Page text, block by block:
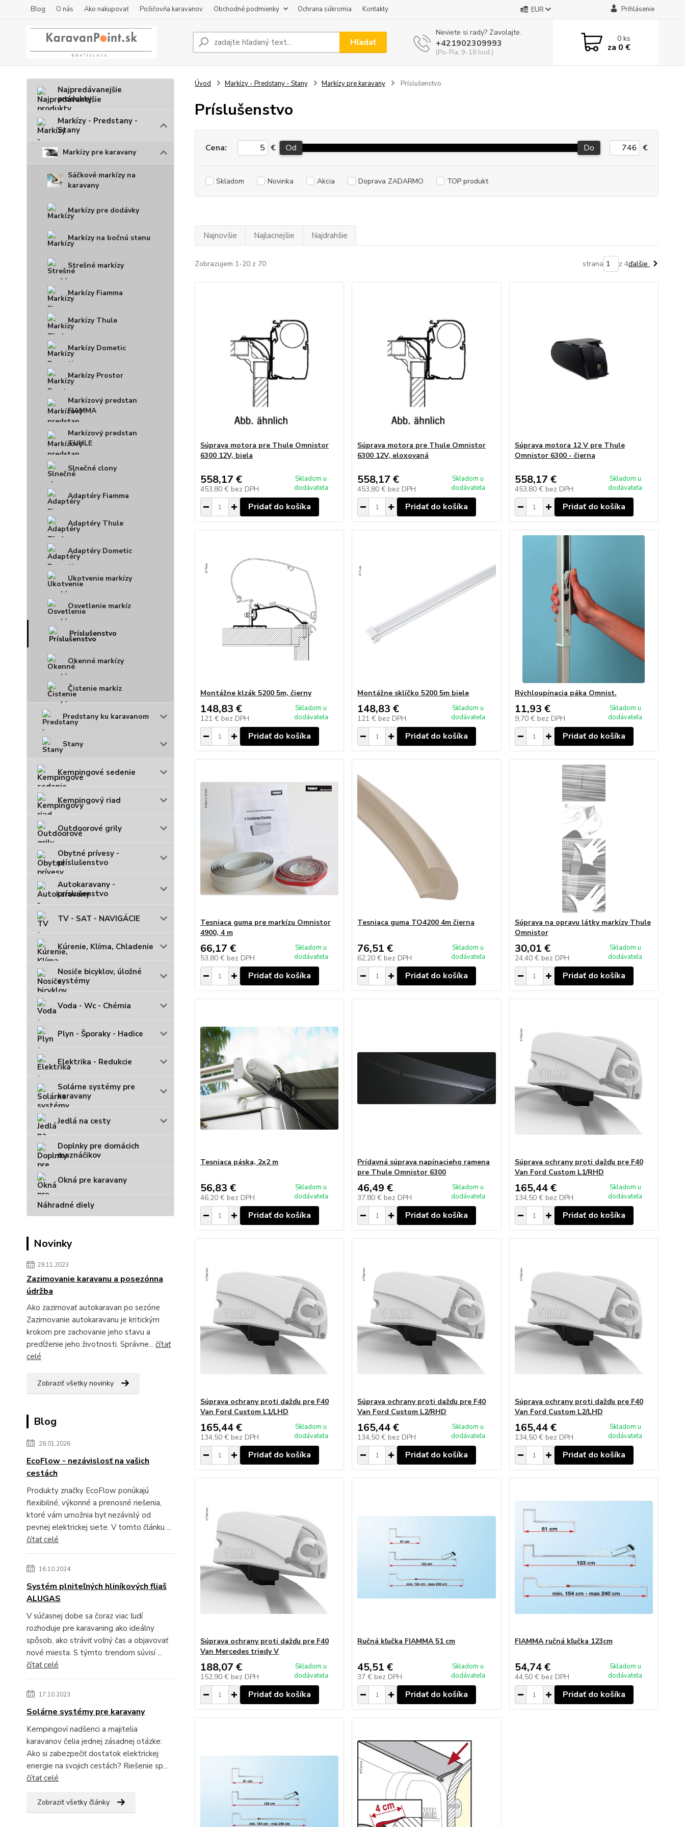
Blog O nás Ako nakupovať Požičovňa karavanov Obchodné podmienky Ochrana súkromia Kontakty EUR Prihlásenie
Hľadať
Neviete si rady? Zavolajte.
+421902309993
(Po-Pia, 9-18 hod.)
0ks
za 0 €
Najpredávanejšie
produkty
Markízy - Predstany -
Stany
Markízy pre karavany
Sáčkové markízy na
karavany
Markízy pre dodávky
Markízy na bočnú stenu
Strešné markízy
Markízy Fiamma
Markízy Thule
Markízy Dometic
Markízy Prostor
Markízový predstan
FIAMMA
Markízový predstan
TUHLE
Slnečné clony
Adaptéry Fiamma
Adaptéry Thule
Adaptéry Dometic
Ukotvenie markízy
Osvetlenie markíz
Príslušenstvo
Okenné markízy
Čistenie markíz
Predstany ku karavanom
Stany
Kempingové sedenie
Kempingový riad
Outdoorové grily
Obytné prívesy -
príslušenstvo
Autokaravany -
príslušenstvo
TV - SAT - NAVIGÁCIE
Kúrenie, Klíma, Chladenie
Nosiče bicyklov, úložné
systémy
Voda - Wc - Chémia
Plyn - Šporaky - Hadice
Elektrika - Redukcie
Solárne systémy pre
karavany
Jedlá na cesty
Doplnky pre domácich
maznáčikov
Okná pre karavany
Náhradné diely
Novinky
29.11.2023
Zazimovanie karavanu a posezónna
údržba
Ako zazimovať autokaravan po sezóne
Zazimovanie autokaravanu je kritickým
krokom pre zachovanie jeho stavu a
predĺženie jeho životnosti. Správne... čítať
celé
Zobraziť všetky novinky
Blog
28.01.2026
EcoFlow - nezávislosť na vašich
cestách
Produkty značky EcoFlow ponúkajú
flexibilné, výkonné a prenosné riešenia,
ktoré vám umožnia byť nezávislý od
pevnej elektrickej siete. V tomto článku ...
čítať celé
16.10.2024
Systém plniteľných hliníkových fliaš
ALUGAS
V súčasnej dobe sa čoraz viac ľudí
rozhoduje pre karavaning ako ideálny
spôsob, ako stráviť voľný čas a objavovať
nové miesta. S týmto trendom súvisí ...
čítať celé
17.10.2023
Solárne systémy pre karavany
Kempingoví nadšenci a majitelia
karavanov čelia jednej zásadnej otázke:
Ako si zabezpečiť dostatok elektrickej
energie na svojich cestách? Riešenie sp...
čítať celé
Zobraziť všetky články
Úvod Markízy - Predstany - Stany Markízy pre karavany Príslušenstvo
Príslušenstvo
Cena: € Od Do €
Skladom Novinka Akcia Doprava ZADARMO TOP produkt
Najnovšie Najlacnejšie Najdrahšie
Zobrazujem 1-20 z 70 strana z 4ďalšie
Súprava motora pre Thule Omnistor
6300 12V, biela
558,17 €
453,80 € bez DPH
Skladom u
dodávateľa
Pridať do košíka
Súprava motora pre Thule Omnistor
6300 12V, eloxovaná
558,17 €
453,80 € bez DPH
Skladom u
dodávateľa
Pridať do košíka
Súprava motora 12 V pre Thule
Omnistor 6300 - čierna
558,17 €
453,80 € bez DPH
Skladom u
dodávateľa
Pridať do košíka
Montážne klzák 5200 5m, čierny
148,83 €
121 € bez DPH
Skladom u
dodávateľa
Pridať do košíka
Montážne sklíčko 5200 5m biele
148,83 €
121 € bez DPH
Skladom u
dodávateľa
Pridať do košíka
Rýchloupínacia páka Omnist.
11,93 €
9,70 € bez DPH
Skladom u
dodávateľa
Pridať do košíka
Tesniaca guma pre markízu Omnistor
4900, 4 m
66,17 €
53,80 € bez DPH
Skladom u
dodávateľa
Pridať do košíka
Tesniaca guma TO4200 4m čierna
76,51 €
62,20 € bez DPH
Skladom u
dodávateľa
Pridať do košíka
Súprava na opravu látky markízy Thule
Omnistor
30,01 €
24,40 € bez DPH
Skladom u
dodávateľa
Pridať do košíka
Tesniaca páska, 2x2 m
56,83 €
46,20 € bez DPH
Skladom u
dodávateľa
Pridať do košíka
Prídavná súprava napínacieho ramena
pre Thule Omnistor 6300
46,49 €
37,80 € bez DPH
Skladom u
dodávateľa
Pridať do košíka
Súprava ochrany proti dažďu pre F40
Van Ford Custom L1/RHD
165,44 €
134,50 € bez DPH
Skladom u
dodávateľa
Pridať do košíka
Súprava ochrany proti dažďu pre F40
Van Ford Custom L1/LHD
165,44 €
134,50 € bez DPH
Skladom u
dodávateľa
Pridať do košíka
Súprava ochrany proti dažďu pre F40
Van Ford Custom L2/RHD
165,44 €
134,50 € bez DPH
Skladom u
dodávateľa
Pridať do košíka
Súprava ochrany proti dažďu pre F40
Van Ford Custom L2/LHD
165,44 €
134,50 € bez DPH
Skladom u
dodávateľa
Pridať do košíka
Súprava ochrany proti dažďu pre F40
Van Mercedes triedy V
188,07 €
152,90 € bez DPH
Skladom u
dodávateľa
Pridať do košíka
Ručná kľučka FIAMMA 51 cm
45,51 €
37 € bez DPH
Skladom u
dodávateľa
Pridať do košíka
FIAMMA ručná kľučka 123cm
54,74 €
44,50 € bez DPH
Skladom u
dodávateľa
Pridať do košíka